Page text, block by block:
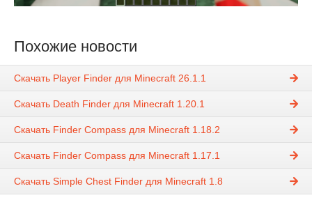
Похожие новости
Скачать Player Finder для Minecraft 26.1.1
Скачать Death Finder для Minecraft 1.20.1
Скачать Finder Compass для Minecraft 1.18.2
Скачать Finder Compass для Minecraft 1.17.1
Скачать Simple Chest Finder для Minecraft 1.8